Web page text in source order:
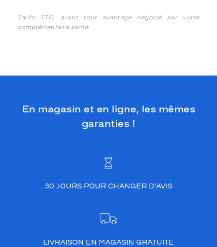
Tarifs TTC, avant tout avantage négocié par votre
complémentaire santé
En magasin et en ligne, les mêmes
garanties !
30 JOURS POUR CHANGER D’AVIS
LIVRAISON EN MAGASIN GRATUITE